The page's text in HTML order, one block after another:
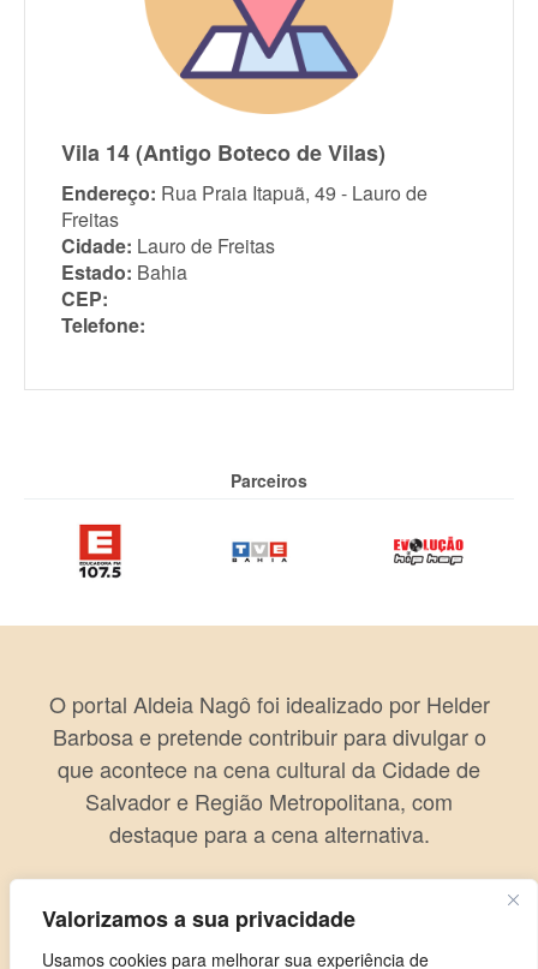
Valorizamos a sua privacidade
Usamos cookies para melhorar sua experiência de
Vila 14 (Antigo Boteco de Vilas)
Endereço: Rua Praia Itapuã, 49 - Lauro de
Freitas
Cidade: Lauro de Freitas
Estado: Bahia
CEP:
Telefone:
Parceiros
O portal Aldeia Nagô foi idealizado por Helder
Barbosa e pretende contribuir para divulgar o
que acontece na cena cultural da Cidade de
Salvador e Região Metropolitana, com
destaque para a cena alternativa.